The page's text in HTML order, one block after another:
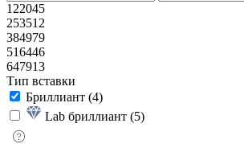
122045
253512
384979
516446
647913
Тип вставки
Бриллиант (4)
Lab бриллиант (5)